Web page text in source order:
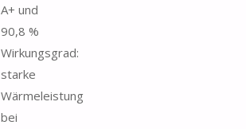
A+ und
90,8 %
Wirkungsgrad:
starke
Wärmeleistung
bei